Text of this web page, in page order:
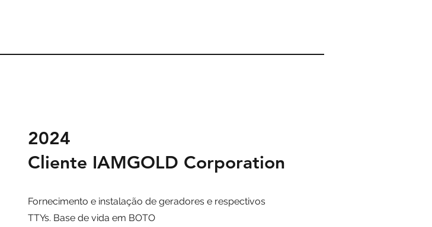
2024
Cliente IAMGOLD Corporation
Fornecimento e instalação de geradores e respectivos
TTYs. Base de vida em BOTO